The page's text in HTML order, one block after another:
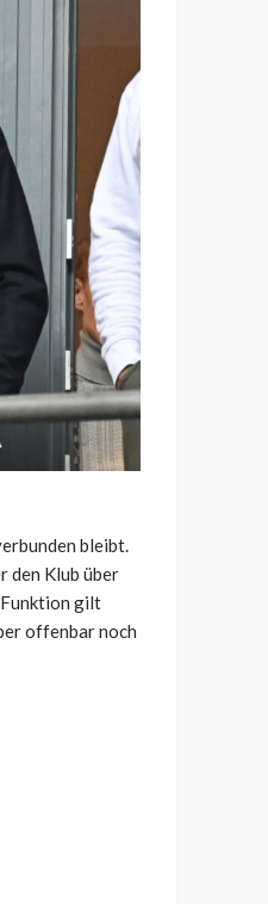
bleibt.
den Klub über
gilt
offenbar noch